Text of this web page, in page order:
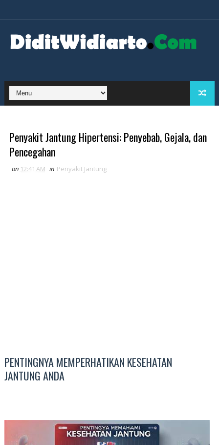
Penyakit Jantung Hipertensi: Penyebab, Gejala, dan
Pencegahan
on 12:41 AM in Penyakit Jantung
PENTINGNYA MEMPERHATIKAN KESEHATAN
JANTUNG ANDA